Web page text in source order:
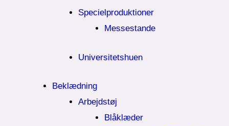
Specielproduktioner
Messestande
Universitetshuen
Beklædning
Arbejdstøj
Blåklæder